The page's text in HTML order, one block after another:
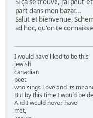
Si ça se trouve, j'ai peut-
part dans mon bazar...
Salut et bienvenue,
ad hoc, qu'on te
I would have liked to be this
jewish
canadian
poet
who sings Love and its
But by this time I would be
And I would never have
met,